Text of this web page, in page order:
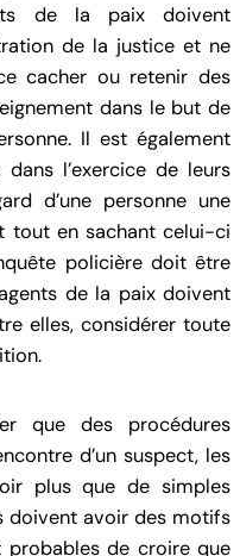
de la paix doivent
de la justice et ne
cacher ou retenir des
dans le but de
Il est également
l’exercice de leurs
d’une personne une
tout en sachant celui-ci
policière doit être
de la paix doivent
elles, considérer toute
que des procédures
d’un suspect, les
plus que de simples
doivent avoir des motifs
probables de croire que